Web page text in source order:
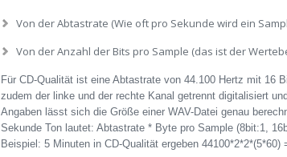
Von der Abtastrate (Wie oft pro Sekunde wird ein
Von der Anzahl der Bits pro Sample (das ist der
Für CD-Qualität ist eine Abtastrate von 44.100 Hertz mit 16
zudem der linke und der rechte Kanal getrennt digitalisiert
Angaben lässt sich die Größe einer WAV-Datei genau
Sekunde Ton lautet: Abtastrate * Byte pro Sample (8bit:1,
Beispiel: 5 Minuten in CD-Qualität ergeben